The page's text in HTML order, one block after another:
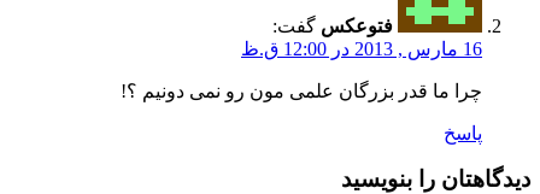
فتوعکس گفت:
16 مارس , 2013 در 12:00 ق.ظ
چرا ما قدر بزرگان علمی مون رو نمی دونیم ؟!
پاسخ
دیدگاهتان را بنویسید